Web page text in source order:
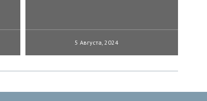
5 Августа, 2024